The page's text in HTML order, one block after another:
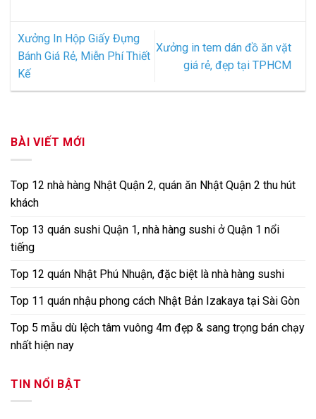
Xưởng In Hộp Giấy Đựng
Bánh Giá Rẻ, Miễn Phí Thiết
Kế
Xưởng in tem dán đồ ăn vặt
giá rẻ, đẹp tại TPHCM
BÀI VIẾT MỚI
Top 12 nhà hàng Nhật Quận 2, quán ăn Nhật Quận 2 thu hút
khách
Top 13 quán sushi Quận 1, nhà hàng sushi ở Quận 1 nổi
tiếng
Top 12 quán Nhật Phú Nhuận, đặc biệt là nhà hàng sushi
Top 11 quán nhậu phong cách Nhật Bản Izakaya tại Sài Gòn
Top 5 mẫu dù lệch tâm vuông 4m đẹp & sang trọng bán chạy
nhất hiện nay
TIN NỔI BẬT